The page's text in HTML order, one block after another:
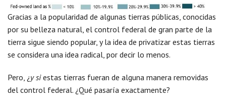
Gracias a la popularidad de algunas tierras públicas, conocidas
por su belleza natural, el control federal de gran parte de la
tierra sigue siendo popular, y la idea de privatizar estas tierras
se considera una idea radical, por decir lo menos.
Pero, ¿y siestas tierras fueran de alguna manera removidas
del control federal. ¿Qué pasaría exactamente?